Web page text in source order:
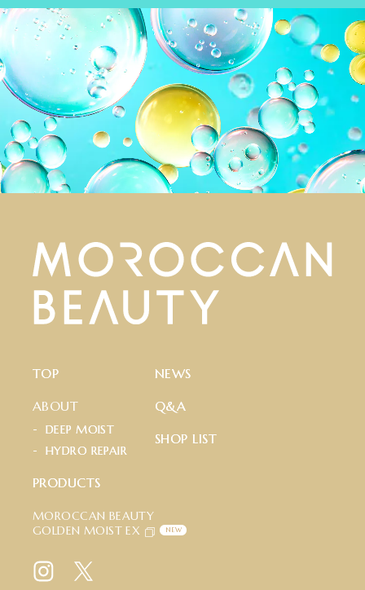
TOP
ABOUT
DEEP MOIST
HYDRO REPAIR
PRODUCTS
NEWS
Q&A
SHOP LIST
MOROCCAN BEAUTY
GOLDEN MOIST EX
NEW